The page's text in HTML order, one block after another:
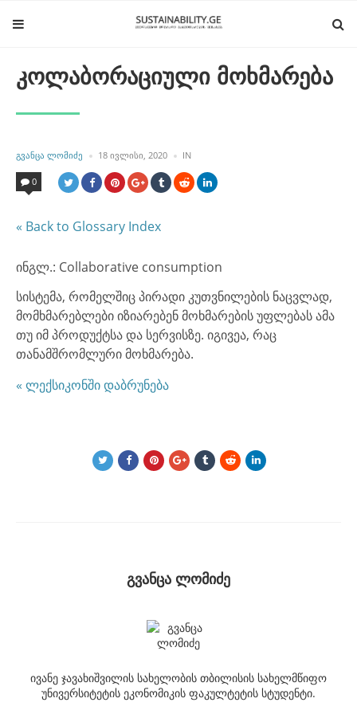
კოლაბორაციული მოხმარება
POSTED
BY
ᲒᲕᲐᲜᲪᲐ ᲚᲝᲛᲘᲫᲔ 18 ᲘᲕᲚᲘᲡᲘ, 2020 INPOSTED
IN
0
« Back to Glossary Index
ინგლ.: Collaborative consumption
სისტემა, რომელშიც პირადი კუთვნილების ნაცვლად,
მომხმარებლები იზიარებენ მოხმარების უფლებას ამა
თუ იმ პროდუქტსა და სერვისზე. იგივეა, რაც
თანამშრომლური მოხმარება.
« ლექსიკონში დაბრუნება
გვანცა ლომიძე
ივანე ჯავახიშვილის სახელობის თბილისის სახელმწიფო
უნივერსიტეტის ეკონომიკის ფაკულტეტის სტუდენტი.